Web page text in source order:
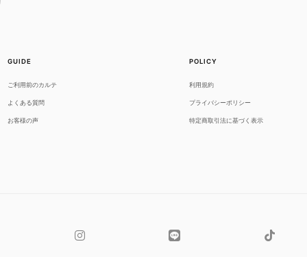
GUIDE
ご利用前のカルテ
よくある質問
お客様の声
POLICY
利用規約
プライバシーポリシー
特定商取引法に基づく表示